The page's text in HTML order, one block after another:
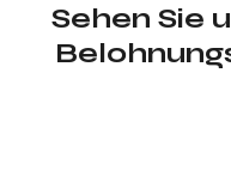
Sehen Sie